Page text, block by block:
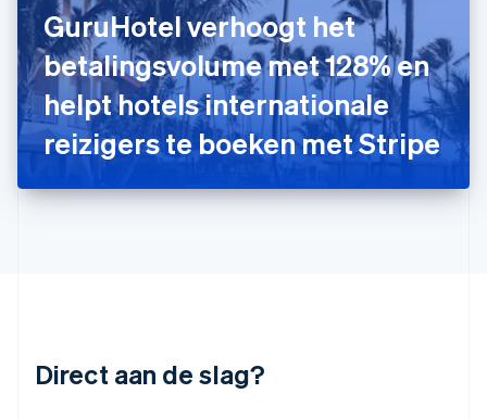
GuruHotel verhoogt het
betalingsvolume met 128% en
helpt hotels internationale
reizigers te boeken met Stripe
Direct aan de slag?
Japan
日本語English
Kroatië
EnglishItaliano
Letland
English
Liechtenstein
Deutsch
Litouwen
Mexico
Español English